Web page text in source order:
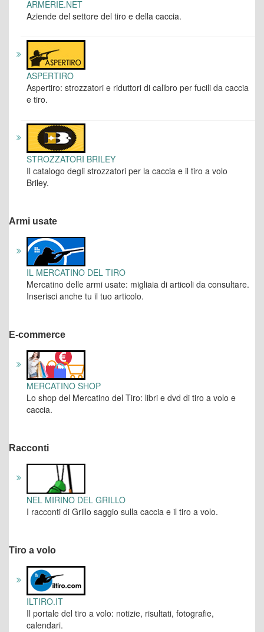
ARMERIE.NET
Aziende del settore del tiro e della caccia.
ASPERTIRO
Aspertiro: strozzatori e riduttori di calibro per fucili da caccia
e tiro.
STROZZATORI BRILEY
Il catalogo degli strozzatori per la caccia e il tiro a volo
Briley.
Armi usate
IL MERCATINO DEL TIRO
Mercatino delle armi usate: migliaia di articoli da consultare.
Inserisci anche tu il tuo articolo.
E-commerce
MERCATINO SHOP
Lo shop del Mercatino del Tiro: libri e dvd di tiro a volo e
caccia.
Racconti
NEL MIRINO DEL GRILLO
I racconti di Grillo saggio sulla caccia e il tiro a volo.
Tiro a volo
ILTIRO.IT
Il portale del tiro a volo: notizie, risultati, fotografie,
calendari.